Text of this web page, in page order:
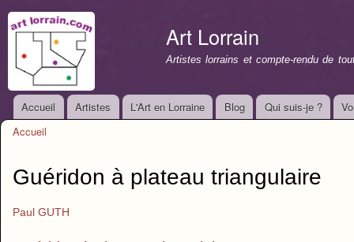
Art Lorrain
Artistes lorrains et compte-rendu de
Menu principal
Accueil Artistes L'Art en Lorraine Blog Qui suis-je ?
Accueil
Guéridon à plateau triangulaire
Paul GUTH